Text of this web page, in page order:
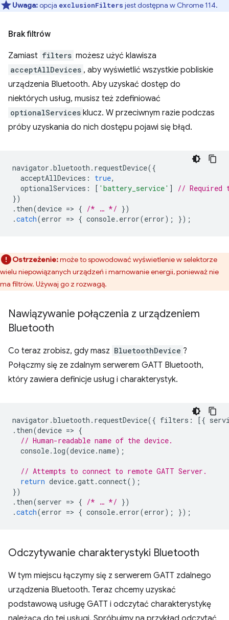
Uwaga:opcja exclusionFilters jest dostępna w Chrome 114.
Brak filtrów
Zamiast filters możesz użyć klawisza
acceptAllDevices , aby wyświetlić wszystkie pobliskie
urządzenia Bluetooth. Aby uzyskać dostęp do
niektórych usług, musisz też zdefiniować
optionalServices klucz. W przeciwnym razie podczas
próby uzyskania do nich dostępu pojawi się błąd.
navigator .bluetooth . requestDevice({
acceptAllDevices : true,
optionalServices : [ 'battery_service' ]
// Required
})
. then(device => { /* … */ })
.catch(error => { console. error(error); });
Ostrzeżenie:może to spowodować wyświetlenie w selektorze
wielu niepowiązanych urządzeń i marnowanie energii, ponieważ nie
ma filtrów. Używaj go z rozwagą.
Nawiązywanie połączenia z urządzeniem
Bluetooth
Co teraz zrobisz, gdy masz BluetoothDevice ?
Połączmy się ze zdalnym serwerem GATT Bluetooth,
który zawiera definicje usług i charakterystyk.
navigator .bluetooth . requestDevice({ filters : [{
. then(device => {
// Human-readable name of the device.
console. log(device.name);
// Attempts to connect to remote GATT Server.
return device.gatt.connect();
})
. then(server => { /* … */ })
.catch(error => { console. error(error); });
Odczytywanie charakterystyki Bluetooth
W tym miejscu łączymy się z serwerem GATT zdalnego
urządzenia Bluetooth. Teraz chcemy uzyskać
podstawową usługę GATT i odczytać charakterystykę